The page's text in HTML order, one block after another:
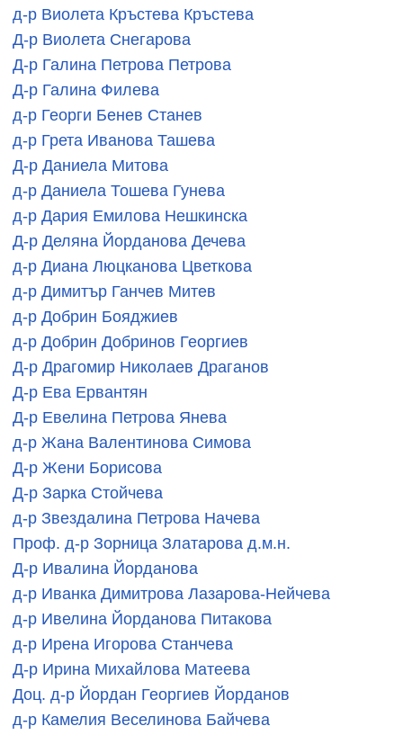
д-р Виолета Кръстева Кръстева
Д-р Виолета Снегарова
Д-р Галина Петрова Петрова
Д-р Галина Филева
д-р Георги Бенев Станев
д-р Грета Иванова Ташева
Д-р Даниела Митова
д-р Даниела Тошева Гунева
д-р Дария Емилова Нешкинска
Д-р Деляна Йорданова Дечева
д-р Диана Люцканова Цветкова
д-р Димитър Ганчев Митев
д-р Добрин Бояджиев
д-р Добрин Добринов Георгиев
Д-р Драгомир Николаев Драганов
Д-р Ева Ервантян
Д-р Евелина Петрова Янева
д-р Жана Валентинова Симова
Д-р Жени Борисова
Д-р Зарка Стойчева
д-р Звездалина Петрова Начева
Проф. д-р Зорница Златарова д.м.н.
Д-р Ивалина Йорданова
д-р Иванка Димитрова Лазарова-Нейчева
д-р Ивелина Йорданова Питакова
д-р Ирена Игорова Станчева
Д-р Ирина Михайлова Матеева
Доц. д-р Йордан Георгиев Йорданов
д-р Камелия Веселинова Байчева